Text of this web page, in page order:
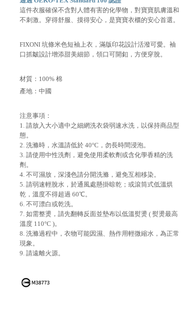
這件衣服確保不含對人體有害的化學物，對寶寶肌膚溫和
不刺激。穿得舒服、摸得安心，是寶寶衣櫃的安心首選。
FIXONI 坑條米色短袖上衣，滿版印花設計活潑可愛。袖
口抓皺設計增添甜美細節，領口可開釦，方便穿脫。
材質：100% 棉
產地：中國
注意事項：
1. 請放入大小適中之細網洗衣袋弱速水洗，以保持商品型
態。
2. 洗滌時，水溫請低於 40°C，勿長時間浸泡。
3. 請使用中性洗劑，避免使用柔軟劑或含化學香精的洗
劑。
4. 不可濕放，深淺色請分開洗滌，避免互相移染。
5. 請弱速輕脫水，於通風處懸掛晾乾；或滾筒式低溫烘
乾，溫度不得超過 60℃。
6. 不可漂白或乾洗。
7. 如需整燙，請先翻轉反面並墊布以低溫熨燙 ( 熨燙最高
溫度 110°C )。
8. 洗滌過程中，衣物可能因濕、熱作用輕微縮水，為正常
現象。
9. 請遠離火源。